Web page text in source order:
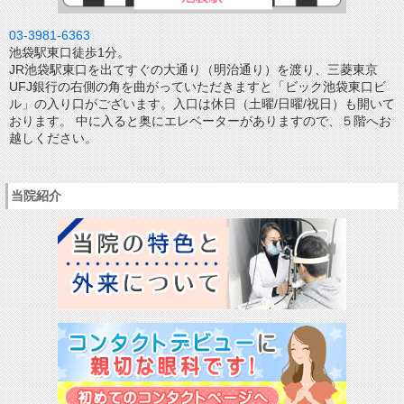
03-3981-6363
池袋駅東口徒歩1分。
JR池袋駅東口を出てすぐの大通り（明治通り）を渡り、三菱東京
UFJ銀行の右側の角を曲がっていただきますと「ビック池袋東口ビ
ル」の入り口がございます。入口は休日（土曜/日曜/祝日）も開いて
おります。 中に入ると奥にエレベーターがありますので、５階へお
越しください。
当院紹介